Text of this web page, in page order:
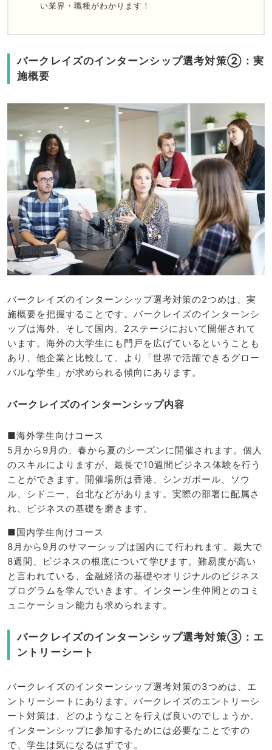
い業界・職種がわかります！
バークレイズのインターンシップ選考対策②：実
施概要
バークレイズのインターンシップ選考対策の2つめは、実
施概要を把握することです。バークレイズのインターンシ
ップは海外、そして国内、2ステージにおいて開催されて
います。海外の大学生にも門戸を広げているということも
あり、他企業と比較して、より「世界で活躍できるグロー
バルな学生」が求められる傾向にあります。
バークレイズのインターンシップ内容
■海外学生向けコース
5月から9月の、春から夏のシーズンに開催されます。個人
のスキルによりますが、最長で10週間ビジネス体験を行う
ことができます。開催場所は香港、シンガポール、ソウ
ル、シドニー、台北などがあります。実際の部署に配属さ
れ、ビジネスの基礎を磨きます。
■国内学生向けコース
8月から9月のサマーシップは国内にて行われます。最大で
8週間、ビジネスの根底について学びます。難易度が高い
と言われている、金融経済の基礎やオリジナルのビジネス
プログラムを学んでいきます。インターン生仲間とのコミ
ュニケーション能力も求められます。
バークレイズのインターンシップ選考対策③：エ
ントリーシート
バークレイズのインターンシップ選考対策の3つめは、エ
ントリーシートにあります。バークレイズのエントリーシ
ート対策は、どのようなことを行えば良いのでしょうか。
インターンシップに参加するためには必要なことですの
で、学生は気になるはずです。